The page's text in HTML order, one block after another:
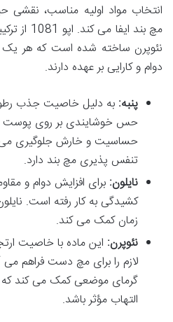
انتخاب مواد اولیه مناسب، نقشی
مچ بند
نئوپرن ساخته شده است که هر یک
دوام و کارایی بر عهده دارند.
پنبه: به دلیل خاصیت جذب
حس خوشایندی بر روی پوست
حساسیت و خارش جلوگیری
تنفس پذیری مچ بند دارد.
نایلون: برای افزایش دوام و
کشیدگی به کار رفته است.
زمان کمک می کند.
نئوپرن: این ماده با خاصیت
لازم را برای مچ دست فراهم
گرمای موضعی کمک می کند که
التهاب مؤثر باشد.